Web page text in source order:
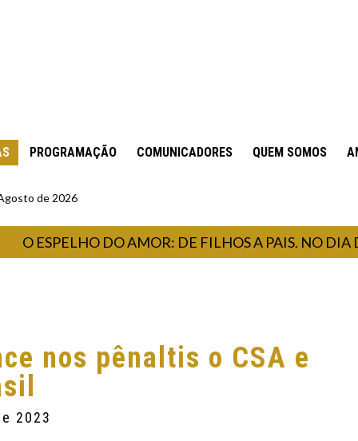
PROGRAMAÇÃO COMUNICADORES QUEM SOMOS
de 2026
DO AMOR: DE FILHOS A PAIS. NO DIA DOS
nos pênaltis o CSA e
2023